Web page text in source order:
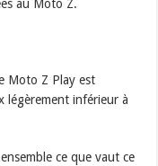
au Moto Z.
Moto Z Play est
légèrement inférieur à
ce que vaut ce